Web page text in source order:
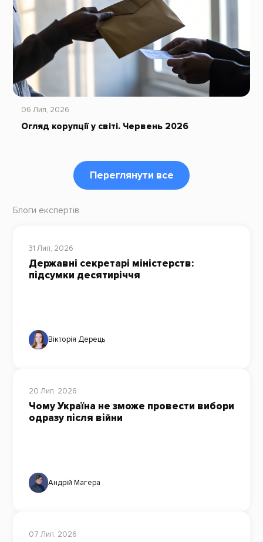
06 Лип, 2026
Огляд корупції у світі. Червень 2026
Переглянути все
Блоги експертів
31 Лип, 2026
Державні секретарі міністерств:
підсумки десятиріччя
Вікторія Дерець
20 Лип, 2026
Чому Україна не зможе провести вибори
одразу після війни
Андрій Магера
07 Лип, 2026